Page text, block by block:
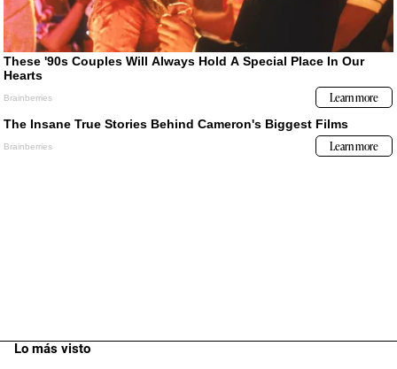
Lo más visto